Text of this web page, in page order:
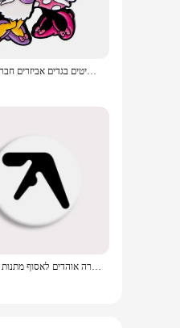
סיכות אמייל מצויר סיכות כלב סימוני נשים לתגי גב דש סיכות אנימה תכשיטים בגדים אביזרים חברים מתנה
פאנק אפקס אוהד לוגו כפתור סיכה מצחיק היפ הופ רוק להקת רוק סיכת תיק מעיל אביזרים תפאורה אוהדים לאסוף מתנות יצירתיות